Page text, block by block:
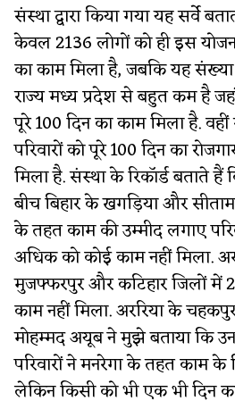
संस्था द्वारा किया गया यह सर्वे
केवल 2136 लोगों को ही इस
का काम मिला है, जबकि यह संख्या
राज्य मध्य प्रदेश से बहुत कम है
पूरे 100 दिन का काम मिला है.
परिवारों को पूरे 100 दिन का
मिला है. संस्था के रिकॉर्ड
बीच बिहार के खगड़िया और
के तहत काम की उम्मीद लगाए
अधिक को कोई काम नहीं मिला.
मुजफ्फरपुर और कटिहार जिलों में
काम नहीं मिला. अररिया के
मोहम्मद अयूब ने मुझे बताया कि
परिवारों ने मनरेगा के तहत काम
लेकिन किसी को भी एक भी दिन